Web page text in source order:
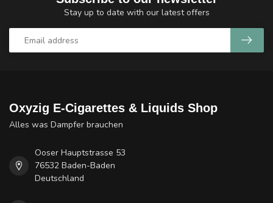
Stay up to date with our latest offers
Oxyzig E-Cigarettes & Liquids Shop
Alles was Dampfer brauchen
Ooser Hauptstrasse 53
76532 Baden-Baden
Deutschland